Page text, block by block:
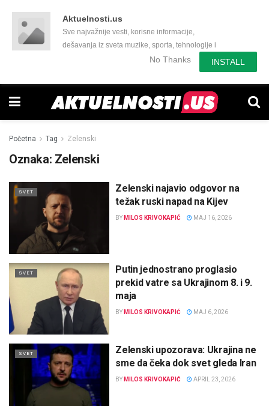
Aktuelnosti.us
Sve najvažnije vesti, korisne informacije,
dešavanja iz sveta muzike, sporta, tehnologije i
još mnogo toga zanimljivog.No Thanks INSTALL
Početna Tag Zelenski
Oznaka: Zelenski
SVET
Zelenski najavio odgovor na
težak ruski napad na Kijev
BY MILOS KRIVOKAPIĆ MAJ 16, 2026
SVET
Putin jednostrano proglasio
prekid vatre sa Ukrajinom 8. i 9.
maja
BY MILOS KRIVOKAPIĆ MAJ 6, 2026
SVET
Zelenski upozorava: Ukrajina ne
sme da čeka dok svet gleda Iran
BY MILOS KRIVOKAPIĆ APRIL 23, 2026